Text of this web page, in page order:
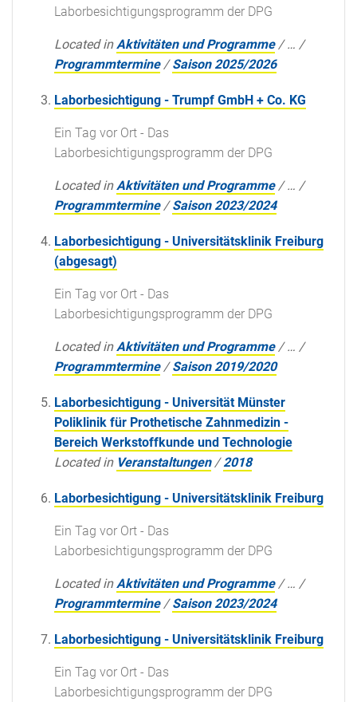
Laborbesichtigungsprogramm der DPG
Located in Aktivitäten und Programme /… /
Programmtermine /Saison 2025/2026
Laborbesichtigung - Trumpf GmbH + Co. KG
Ein Tag vor Ort - Das
Laborbesichtigungsprogramm der DPG
Located in Aktivitäten und Programme /… /
Programmtermine /Saison 2023/2024
Laborbesichtigung - Universitätsklinik Freiburg
(abgesagt)
Ein Tag vor Ort - Das
Laborbesichtigungsprogramm der DPG
Located in Aktivitäten und Programme /… /
Programmtermine /Saison 2019/2020
Laborbesichtigung - Universität Münster
Poliklinik für Prothetische Zahnmedizin -
Bereich Werkstoffkunde und Technologie
Located in Veranstaltungen /2018
Laborbesichtigung - Universitätsklinik Freiburg
Ein Tag vor Ort - Das
Laborbesichtigungsprogramm der DPG
Located in Aktivitäten und Programme /… /
Programmtermine /Saison 2023/2024
Laborbesichtigung - Universitätsklinik Freiburg
Ein Tag vor Ort - Das
Laborbesichtigungsprogramm der DPG